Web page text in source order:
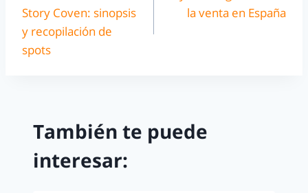
Story Coven: sinopsis
y recopilación de
spots
la venta en España
También te puede
interesar: